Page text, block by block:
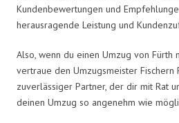
Kundenbewertungen und
herausragende Leistung und
Also, wenn du einen Umzug von Fürth
vertraue den Umzugsmeister Fischern
zuverlässiger Partner, der dir mit Rat
deinen Umzug so angenehm wie